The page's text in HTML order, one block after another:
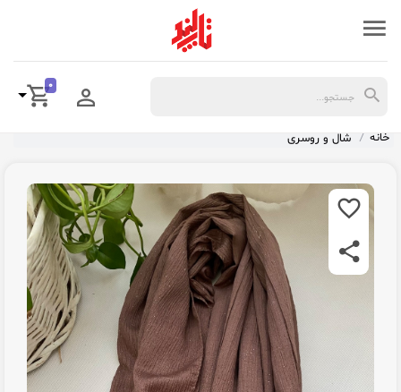
0
خانه شال و روسری